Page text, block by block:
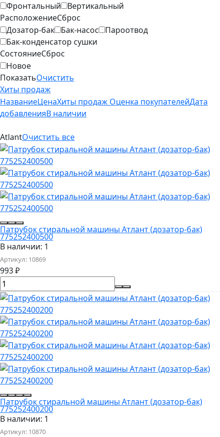
Фронтальный
Вертикальный
РасположениеСброс
Дозатор-бак
Бак-насос
Пароотвод
Бак-конденсатор сушки
СостояниеСброс
Новое
ПоказатьОчистить
Хиты продаж
НазваниеЦенаХиты продаж Оценка покупателейДата
добавленияВ наличии
AtlantОчистить все
Патрубок стиральной машины Атлант (дозатор-бак)
775252400500
В наличии: 1
Артикул: 10869
993₽
Патрубок стиральной машины Атлант (дозатор-бак)
775252400200
В наличии: 1
Артикул: 10870